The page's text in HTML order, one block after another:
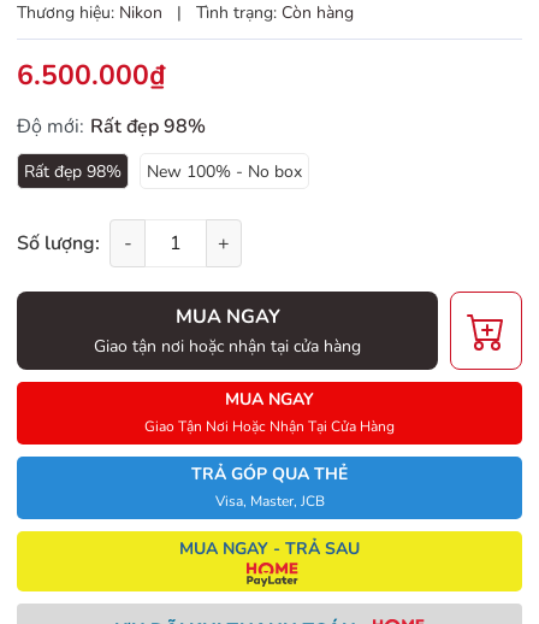
Thương hiệu: Nikon | Tình trạng: Còn hàng
6.500.000₫
Độ mới: Rất đẹp 98%
Rất đẹp 98% New 100% - No box
Số lượng: - +
MUA NGAY
Giao tận nơi hoặc nhận tại cửa hàng
MUA NGAY
Giao Tận Nơi Hoặc Nhận Tại Cửa Hàng
TRẢ GÓP QUA THẺ
Visa, Master, JCB
MUA NGAY - TRẢ SAU